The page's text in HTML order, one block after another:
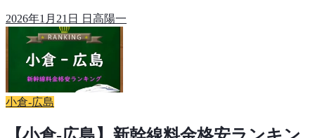
2026年1月21日 日高陽一
小倉-広島